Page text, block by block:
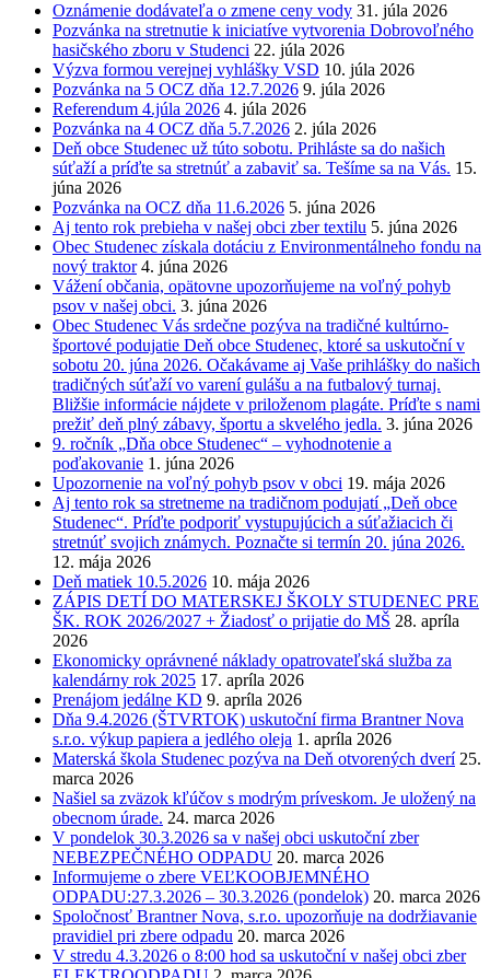
Oznámenie dodávateľa o zmene ceny vody 31. júla 2026
Pozvánka na stretnutie k iniciatíve vytvorenia Dobrovoľného
hasičského zboru v Studenci 22. júla 2026
Výzva formou verejnej vyhlášky VSD 10. júla 2026
Pozvánka na 5 OCZ dňa 12.7.2026 9. júla 2026
Referendum 4.júla 2026 4. júla 2026
Pozvánka na 4 OCZ dňa 5.7.2026 2. júla 2026
Deň obce Studenec už túto sobotu. Prihláste sa do našich
súťaží a príďte sa stretnúť a zabaviť sa. Tešíme sa na Vás. 15.
júna 2026
Pozvánka na OCZ dňa 11.6.2026 5. júna 2026
Aj tento rok prebieha v našej obci zber textilu 5. júna 2026
Obec Studenec získala dotáciu z Environmentálneho fondu na
nový traktor 4. júna 2026
Vážení občania, opätovne upozorňujeme na voľný pohyb
psov v našej obci. 3. júna 2026
Obec Studenec Vás srdečne pozýva na tradičné kultúrno-
športové podujatie Deň obce Studenec, ktoré sa uskutoční v
sobotu 20. júna 2026. Očakávame aj Vaše prihlášky do našich
tradičných súťaží vo varení gulášu a na futbalový turnaj.
Bližšie informácie nájdete v priloženom plagáte. Príďte s nami
prežiť deň plný zábavy, športu a skvelého jedla. 3. júna 2026
9. ročník „Dňa obce Studenec“ – vyhodnotenie a
poďakovanie 1. júna 2026
Upozornenie na voľný pohyb psov v obci 19. mája 2026
Aj tento rok sa stretneme na tradičnom podujatí „Deň obce
Studenec“. Príďte podporiť vystupujúcich a súťažiacich či
stretnúť svojich známych. Poznačte si termín 20. júna 2026.
12. mája 2026
Deň matiek 10.5.2026 10. mája 2026
ZÁPIS DETÍ DO MATERSKEJ ŠKOLY STUDENEC PRE
ŠK. ROK 2026/2027 + Žiadosť o prijatie do MŠ 28. apríla
2026
Ekonomicky oprávnené náklady opatrovateľská služba za
kalendárny rok 2025 17. apríla 2026
Prenájom jedálne KD 9. apríla 2026
Dňa 9.4.2026 (ŠTVRTOK) uskutoční firma Brantner Nova
s.r.o. výkup papiera a jedlého oleja 1. apríla 2026
Materská škola Studenec pozýva na Deň otvorených dverí 25.
marca 2026
Našiel sa zväzok kľúčov s modrým príveskom. Je uložený na
obecnom úrade. 24. marca 2026
V pondelok 30.3.2026 sa v našej obci uskutoční zber
NEBEZPEČNÉHO ODPADU 20. marca 2026
Informujeme o zbere VEĽKOOBJEMNÉHO
ODPADU:27.3.2026 – 30.3.2026 (pondelok) 20. marca 2026
Spoločnosť Brantner Nova, s.r.o. upozorňuje na dodržiavanie
pravidiel pri zbere odpadu 20. marca 2026
V stredu 4.3.2026 o 8:00 hod sa uskutoční v našej obci zber